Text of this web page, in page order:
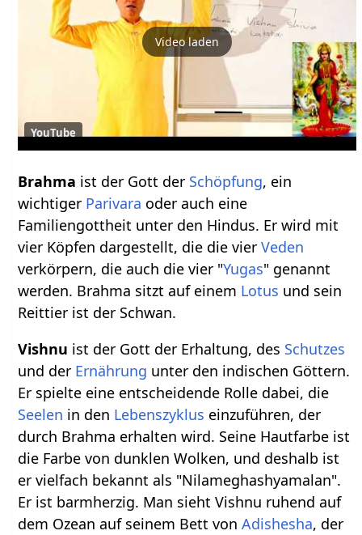
Video laden
YouTube
Brahma ist der Gott der Schöpfung, ein
wichtiger Parivara oder auch eine
Familiengottheit unter den Hindus. Er wird mit
vier Köpfen dargestellt, die die vierVeden
verkörpern, die auch die vier "Yugas" genannt
werden. Brahma sitzt auf einem Lotus und sein
Reittier ist der Schwan.
Vishnu ist der Gott der Erhaltung, des Schutzes
und der Ernährung unter den indischen Göttern.
Er spielte eine entscheidende Rolle dabei, die
Seelen in den Lebenszyklus einzuführen, der
durch Brahma erhalten wird. Seine Hautfarbe ist
die Farbe von dunklen Wolken, und deshalb ist
er vielfach bekannt als "Nilameghashyamalan".
Er ist barmherzig. Man sieht Vishnu ruhend auf
dem Ozean auf seinem Bett vonAdishesha, der